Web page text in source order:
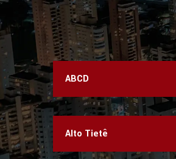
ABCD
Alto Tietê